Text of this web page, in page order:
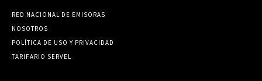
RED NACIONAL DE EMISORAS
NOSOTROS
POLÍTICA DE USO Y PRIVACIDAD
TARIFARIO SERVEL